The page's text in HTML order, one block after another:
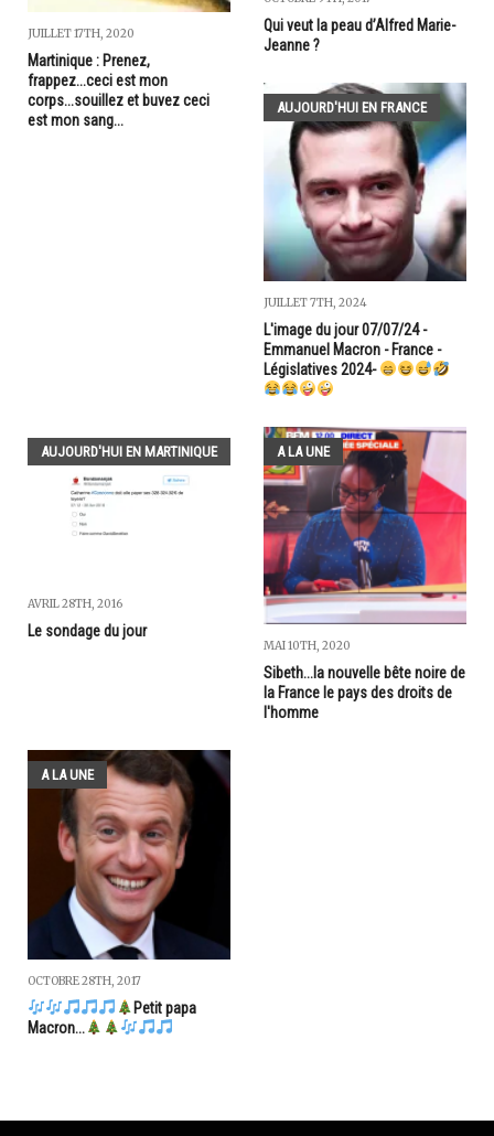
JUILLET 17TH, 2020
Martinique : Prenez,
frappez...ceci est mon
corps...souillez et buvez ceci
est mon sang...
Qui veut la peau d’Alfred Marie-
Jeanne ?
AUJOURD'HUI EN FRANCE
JUILLET 7TH, 2024
L'image du jour 07/07/24 -
Emmanuel Macron - France -
Législatives 2024-
AUJOURD'HUI EN MARTINIQUE
AVRIL 28TH, 2016
Le sondage du jour
A LA UNE
MAI 10TH, 2020
Sibeth...la nouvelle bête noire de
la France le pays des droits de
l'homme
A LA UNE
OCTOBRE 28TH, 2017
Petit papa
Macron...